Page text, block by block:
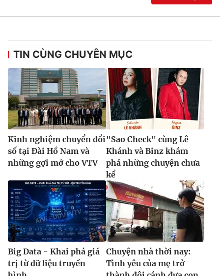
TIN CÙNG CHUYÊN MỤC
Kinh nghiệm chuyển đổi
số tại Đài Hồ Nam và
những gợi mở cho VTV
"Sao Check" cùng Lê
Khánh và Binz khám
phá những chuyện chưa
kể
Big Data - Khai phá giá
trị từ dữ liệu truyền
Chuyện nhà thời nay:
Tình yêu của mẹ trở